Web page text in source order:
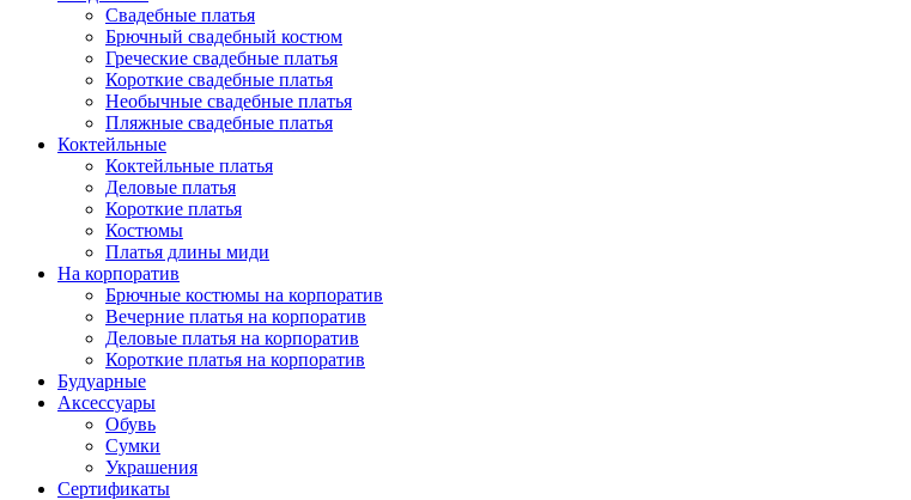
Свадебные платья
Брючный свадебный костюм
Греческие свадебные платья
Короткие свадебные платья
Необычные свадебные платья
Пляжные свадебные платья
Коктейльные
Коктейльные платья
Деловые платья
Короткие платья
Костюмы
Платья длины миди
На корпоратив
Брючные костюмы на корпоратив
Вечерние платья на корпоратив
Деловые платья на корпоратив
Короткие платья на корпоратив
Будуарные
Аксессуары
Обувь
Сумки
Украшения
Сертификаты